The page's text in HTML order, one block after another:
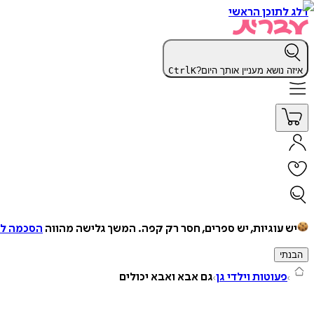
דלג לתוכן הראשי
איזה נושא מעניין אותך היום? CtrlK
יש עוגיות, יש ספרים, חסר רק קפה. המשך גלישה מהווה הסכמה
הבנתי
פעוטות וילדי גן גם אבא ואבא יכולים